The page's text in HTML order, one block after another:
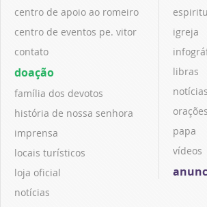
centro de apoio ao romeiro
centro de eventos pe. vitor
contato
doação
família dos devotos
história de nossa senhora
imprensa
locais turísticos
loja oficial
notícias
igreja
libras
notícias
orações
papa
vídeos